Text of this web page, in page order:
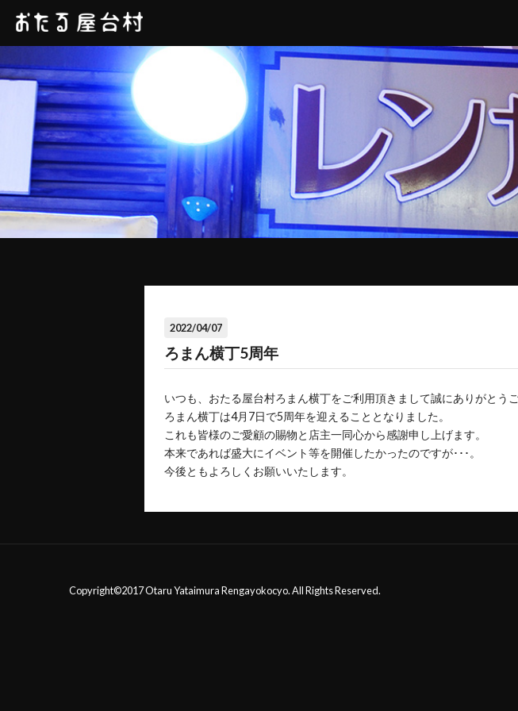
2022/04/07
ろまん横丁5周年
いつも、おたる屋台村ろまん横丁をご利用頂きまして誠にありがとうご
ろまん横丁は4月7日で5周年を迎えることとなりました。
これも皆様のご愛顧の賜物と店主一同心から感謝申し上げます。
本来であれば盛大にイベント等を開催したかったのですが･･･。
今後ともよろしくお願いいたします。
Copyright©2017 Otaru Yataimura Rengayokocyo. All Rights Reserved.